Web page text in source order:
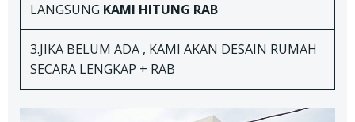
LANGSUNG KAMI HITUNG RAB
3.JIKA BELUM ADA , KAMI AKAN DESAIN RUMAH
SECARA LENGKAP + RAB